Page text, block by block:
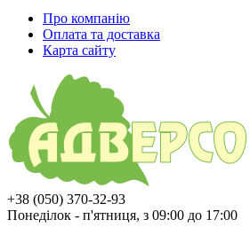
Про компанію
Оплата та доставка
Карта сайту
+38 (050) 370-32-93
Понеділок - п'ятниця, з 09:00 до 17:00